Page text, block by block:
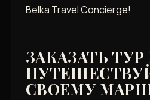
Belka Travel Concierge!
ЗАКАЗАТЬ
СВОЕМУ